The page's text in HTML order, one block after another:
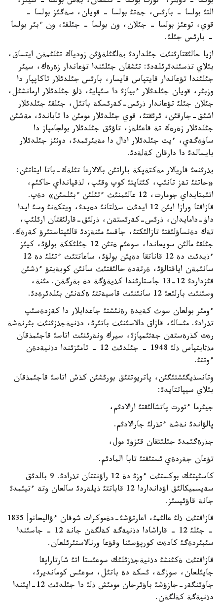
التئ بولسا - بارئس، جةتئ بولسا - قويان، سةگئز بولسا -
قوي، توعئز بولسا - جئلان، ون بولسا - جئلقئ، ون ءبئر بولسا
- بارئس جئلئ.
ازيا حالئقتارئنئث جئلداردئ بةلگئلةؤئن زودياك تئلئمةن ايتساق،
بئلاي تذسئندئرئلةدئ: تئشقان جئلئندا تؤعاندار زةرةك، سيئر
جئلئندا تؤعاندار قايتپاس قايسار، بارئس جئلدئلار تاكاپپار دا
وزبئر، قويان جئلدئلار ءبيازئ دا سئپايئ، ذلؤ جئلدئلار ارمانشئل،
جئلان جئلئ تؤعاندار ذرئس-كةرئسكة باتئل، جئلقئ جئلدئلار
اشئق-جارقئن، ئرئقتئ، قوي جئلدئلار مومئن دا تاباندئ، مةشئن
جئلدئلار زةرةك تة قاعئلةز، تاؤئق جئلدئلار بولجامپاز دا
ساؤةگةي، ءيت جئلدئلار ادال دا مةيئرئمدئ، دوثئز جئلدئلار
بايسالدئ دا دارقان كةلةدئ.
بذرئنعئ قاريالار مةكتةپكة باراتئن بالالارعا تئلةك-باتا ايتاتئن:
«حاتتئ تةز تانئپ، كئتاپتئ كوپ وقئپ، لذقپانداي حاكئم،
اتئمتايداي جومارت، 12 عالئمنئث ءتئلئن ءبئلسئن» دةپ.
قازاقتا ورازا ايئن 12 ايدئث سذلتانئ دةيدئ، ويتكةنئ وسئ ايدا
داؤ-دامايدان، ذرئس-كةرئستةن، ذرلئق-قارلئقتان ارئلئپ،
تةك دةنساؤلئقتئ تازالئكتئ، جاقسئ مئنةزدئ قالئپتاستئرؤ كةرةك.
جئلقئ مالئن سويعاندا، سوعئم ةتئن 12 جئلئككة بولؤئ، كيئز
ءذيدئث دة 12 قاناتقا دةيئن بولؤئ، ساعاتتئث ءتئلئ دة 12
سانئمةن اياقتالؤئ، ةرتةدة حالئقتئث سانئن كوبةيتؤ ءذشئن
قئزداردئ 12-13 جاستارئندا كذيةؤگة دة بةرگةن. مئنة،
وسئنئث بارلئعئ 12 سانئنئث قاسيةتتئ ةكةنئن بئلدئرةدئ.
ءومئر بولعان سوث كةيدة رةنئشتئ جاعدايلار دا كةزدةسئپ
تذرادئ. مئسالئ، قازاق دالاسئنئث باتئرئ، دذنيةجذزئنئث بئرنةشة
رةت كذرةستةن جةثئمپازئ، سيرك ونةرئنئث اتاسئ قاجئمذقان
مذثايتپاس ذلئ 1948 - جئلدئث 12 - تامئزئندا دذنيةدةن
ءوتتئ.
وتانسذيگئشتئگئن، پاتريوتتئق بورئشئن كذش اتاسئ قاجئمذقان
بئلاي سيپاتتايدئ:
جيئرما ءتورت پاتشالئقتئ ارالادئم،
پالؤاندئ نةشة ءتذرلئ جارالادئم.
جذرةگئمدئ جئلئتقان قئزؤئ مول،
تؤعان جةردةي ئستئقتئ تابا المادئم.
كاسئپتئك بوكستئث ءوزئ دة 12 راؤنتتان تذرادئ. 9 بالدئق
سةيسميكالئق اؤدانداردا 12 قاباتتئ ذيلةردئ سالعان وتة ءتيئمدئ
جانة قاؤئپسئز.
قازاقتئث ذلئ عالئمئ، اعارتؤشئ-دةموكرات شوقان ءؤاليحانوأ 1835
- جئلئ 12 - قاراشادا دذنيةگة كةلگةن جانة 12 - جاسئندا
سئبئردةگئ كادةت كورپؤسئنا وقؤعا ورنالاستئرئلعان.
قازاقتئث ةكئنشئ دذنيةجذزئلئك سوعئستا اتئ شارتاراپقا
جايئلعان، سوزگة، ئسكة دة باتئل، سوعئس كومانديرئ،
جاؤئنگةر-جازؤشئ باؤئرجان مومئش ذلئ دا جئلدئث 12-ايئندا
دذنيةگة كةلگةن.